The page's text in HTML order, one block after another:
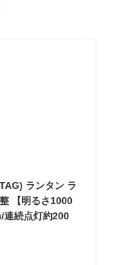
ランタン ラ
【明るさ1000
連続点灯約200